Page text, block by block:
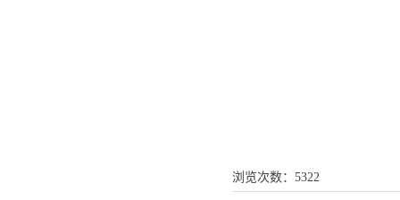
浏览次数： 5322